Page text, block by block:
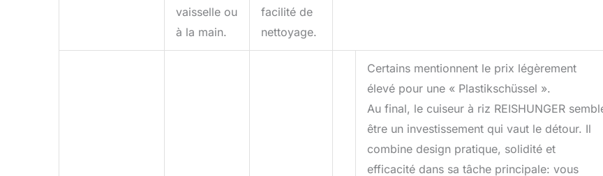
vaisselle ou
à la main.
facilité de
nettoyage.
Certains mentionnent le prix légèrement
élevé pour une « Plastikschüssel ».
Au final, le cuiseur à riz REISHUNGER
être un investissement qui vaut le détour. Il
combine design pratique, solidité et
efficacité dans sa tâche principale: vous